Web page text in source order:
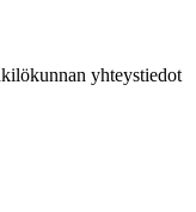
yhteystiedot